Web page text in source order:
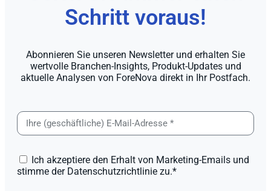
Schritt voraus!
Abonnieren Sie unseren Newsletter und erhalten Sie
wertvolle Branchen-Insights, Produkt-Updates und
aktuelle Analysen von ForeNova direkt in Ihr Postfach.
Ich akzeptiere den Erhalt von Marketing-Emails und
stimme der Datenschutzrichtlinie zu.*